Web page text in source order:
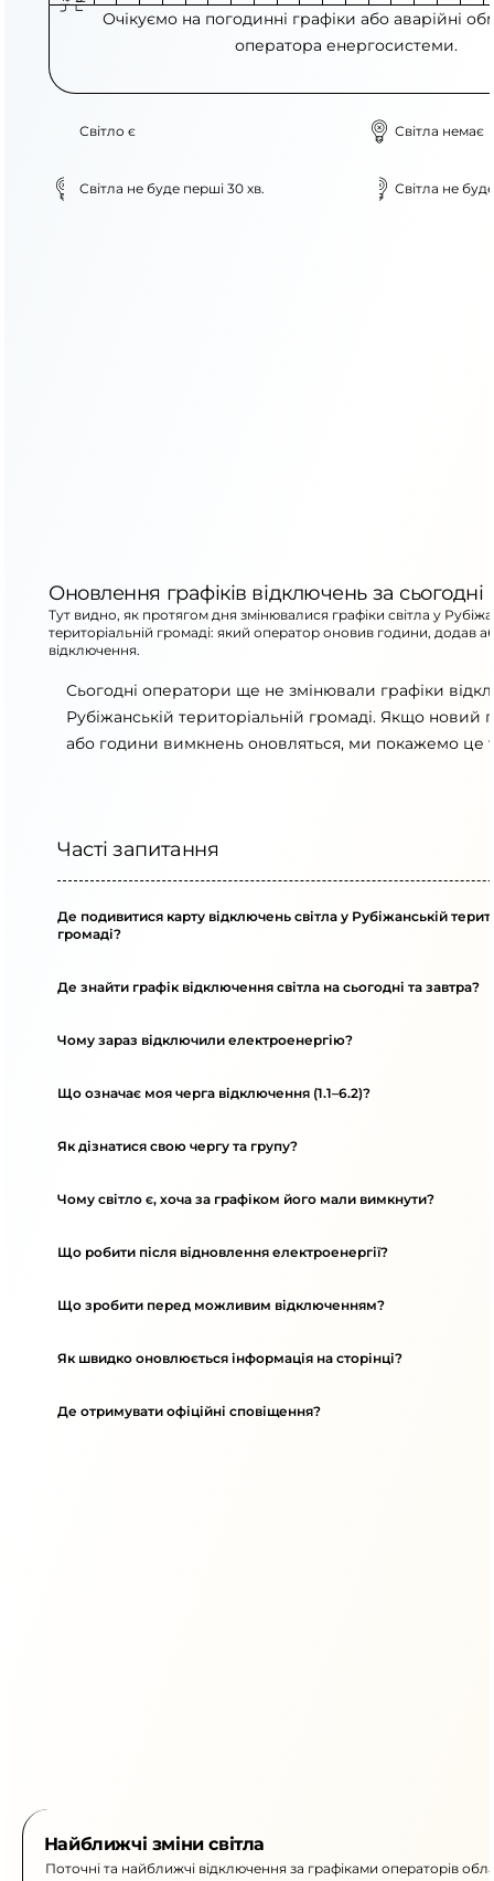
Очікуємо на погодинні графіки або аварійні
оператора енергосистеми.
Світло є Світла немає
Світла не буде перші 30 хв. Світла не
Оновлення графіків відключень за сьогодні
Тут видно, як протягом дня змінювалися графіки світла у
територіальній громаді: який оператор оновив години, додав
відключення.
Сьогодні оператори ще не змінювали графіки
Рубіжанській територіальній громаді. Якщо новий
або години вимкнень оновляться, ми покажемо це
Часті запитання
Де подивитися карту відключень світла у Рубіжанській
громаді?
Де знайти графік відключення світла на сьогодні та завтра?
Чому зараз відключили електроенергію?
Що означає моя черга відключення (1.1–6.2)?
Як дізнатися свою чергу та групу?
Чому світло є, хоча за графіком його мали вимкнути?
Що робити після відновлення електроенергії?
Що зробити перед можливим відключенням?
Як швидко оновлюється інформація на сторінці?
Де отримувати офіційні сповіщення?
Найближчі зміни світла
Поточні та найближчі відключення за графіками операторів